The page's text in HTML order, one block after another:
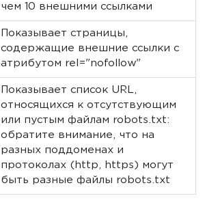
чем 10 внешними ссылками
Показывает страницы,
содержащие внешние ссылки с
атрибутом rel="nofollow"
Показывает список URL,
относящихся к отсутствующим
или пустым файлам robots.txt:
обратите внимание, что на
разных поддоменах и
протоколах (http, https) могут
быть разные файлы robots.txt